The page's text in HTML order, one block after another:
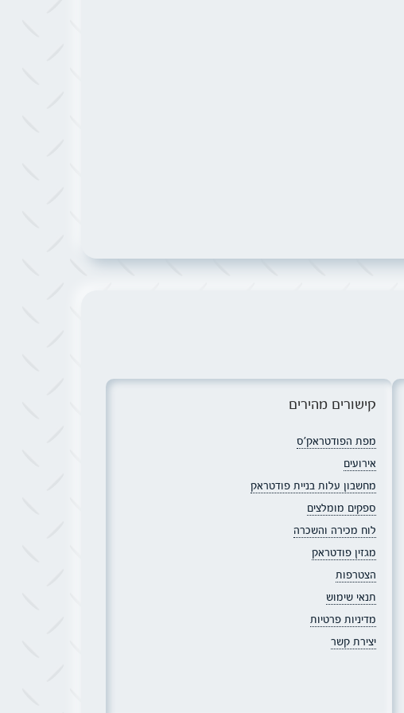
קישורים מהירים
מפת הפודטראק׳ס
אירועים
מחשבון עלות בניית פודטראק
ספקים מומלצים
לוח מכירה והשכרה
מגזין פודטראק
הצטרפות
תנאי שימוש
מדיניות פרטיות
יצירת קשר